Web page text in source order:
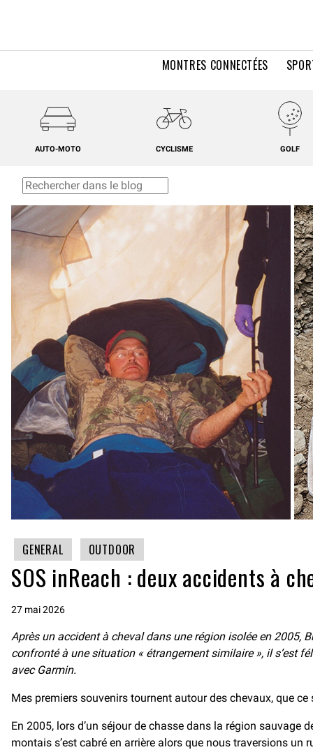
MONTRES CONNECTÉES
AUTO-MOTO CYCLISME GOLF
GENERAL OUTDOOR
SOS inReach : deux accidents à
27 mai 2026
Après un accident à cheval dans une région isolée en 2005,
confronté à une situation « étrangement similaire », il s’est
avec Garmin.
Mes premiers souvenirs tournent autour des chevaux, que
En 2005, lors d’un séjour de chasse dans la région sauvage
montais s’est cabré en arrière alors que nous traversions un